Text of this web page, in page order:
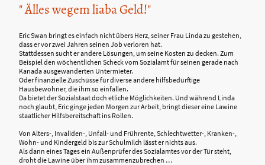
" Älles wegem liaba Geld!"
Eric Swan bringt es einfach nicht übers Herz, seiner Frau Linda zu gestehen,
dass er vor zwei Jahren seinen Job verloren hat.
Stattdessen sucht er andere Lösungen, um seine Kosten zu decken. Zum
Beispiel den wöchentlichen Scheck vom Sozialamt für seinen gerade nach
Kanada ausgewanderten Untermieter.
Oder finanzielle Zuschüsse für diverse andere hilfsbedürftige
Hausbewohner, die ihm so einfallen.
Da bietet der Sozialstaat doch etliche Möglichkeiten. Und während Linda
noch glaubt, Eric ginge jeden Morgen zur Arbeit, bringt dieser eine Lawine
staatlicher Hilfsbereitschaft ins Rollen.
Von Alters-, Invaliden-, Unfall- und Frührente, Schlechtwetter-, Kranken-,
Wohn- und Kindergeld bis zur Schulmilch lässt er nichts aus.
Als dann eines Tages ein Außenprüfer des Sozialamtes vor der Tür steht,
droht die Lawine über ihm zusammenzubrechen …